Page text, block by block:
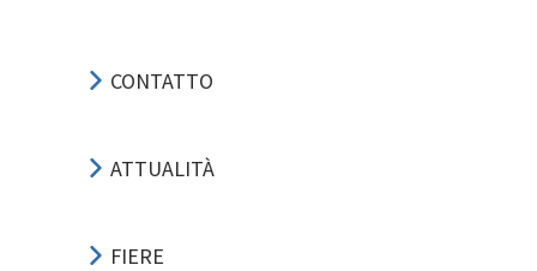
CONTATTO
ATTUALITÀ
FIERE